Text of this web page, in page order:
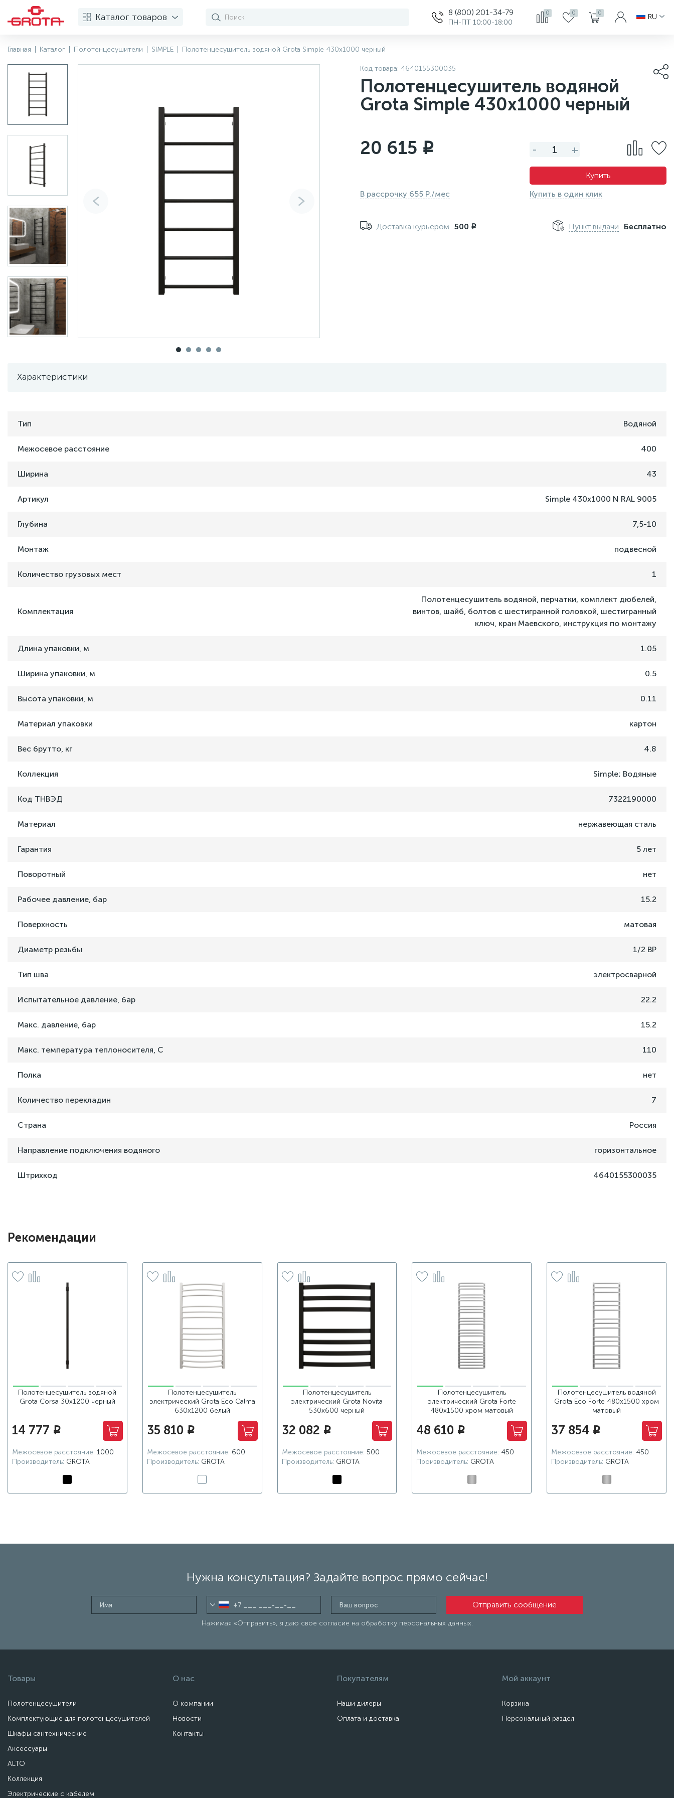
Каталог товаров 8 (800) 201-34-79
ПН-ПТ 10:00-18:00
0 0 0 RU
Главная Каталог Полотенцесушители SIMPLE Полотенцесушитель водяной Grota Simple 430x1000 черный
Код товара: 4640155300035
Полотенцесушитель водяной
Grota Simple 430x1000 черный
20 615 i
В рассрочку 655 Р./мес
- +
Купить
Купить в один клик
Доставка курьером 500 i Пункт выдачи Бесплатно
Характеристики
Тип Водяной
Межосевое расстояние 400
Ширина 43
Артикул Simple 430x1000 N RAL 9005
Глубина 7,5-10
Монтаж подвесной
Количество грузовых мест 1
Комплектация
Полотенцесушитель водяной, перчатки, комплект дюбелей,
винтов, шайб, болтов с шестигранной головкой, шестигранный
ключ, кран Маевского, инструкция по монтажу
Длина упаковки, м 1.05
Ширина упаковки, м 0.5
Высота упаковки, м 0.11
Материал упаковки картон
Вес брутто, кг 4.8
Коллекция Simple; Водяные
Код ТНВЭД 7322190000
Материал нержавеющая сталь
Гарантия 5 лет
Поворотный нет
Рабочее давление, бар 15.2
Поверхность матовая
Диаметр резьбы 1/2 ВР
Тип шва электросварной
Испытательное давление, бар 22.2
Макс. давление, бар 15.2
Макс. температура теплоносителя, C 110
Полка нет
Количество перекладин 7
Страна Россия
Направление подключения водяного горизонтальное
Штрихкод 4640155300035
Рекомендации
Полотенцесушитель водяной
Grota Corsa 30х1200 черный
14 777 i
Межосевое расстояние: 1000
Производитель: GROTA
Полотенцесушитель
электрический Grota Eco Calma
630x1200 белый
35 810 i
Межосевое расстояние: 600
Производитель: GROTA
Полотенцесушитель
электрический Grota Novita
530x600 черный
32 082 i
Межосевое расстояние: 500
Производитель: GROTA
Полотенцесушитель
электрический Grota Forte
480x1500 хром матовый
48 610 i
Межосевое расстояние: 450
Производитель: GROTA
Полотенцесушитель водяной
Grota Eco Forte 480x1500 хром
матовый
37 854 i
Межосевое расстояние: 450
Производитель: GROTA
Нужна консультация? Задайте вопрос прямо сейчас!
Нажимая «Отправить», я даю свое согласие на обработку персональных данных.
Товары
Полотенцесушители
Комплектующие для полотенцесушителей
Шкафы сантехнические
Аксессуары
ALTO
Коллекция
Электрические с кабелем
О нас
О компании
Новости
Контакты
Покупателям
Наши дилеры
Оплата и доставка
Мой аккаунт
Корзина
Персональный раздел